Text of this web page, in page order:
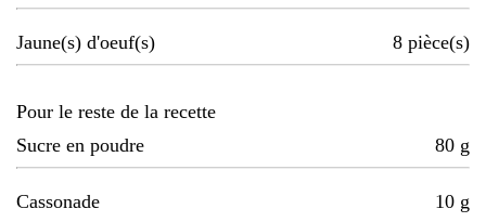
Jaune(s) d'oeuf(s) 8 pièce(s)
Pour le reste de la recette
Sucre en poudre
80 g
Cassonade 10 g